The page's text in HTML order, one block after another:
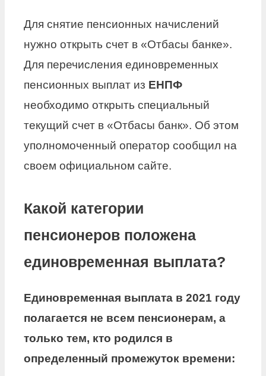
Для снятие пенсионных начислений
нужно открыть счет в «Отбасы банке».
Для перечисления единовременных
пенсионных выплат из ЕНПФ
необходимо открыть специальный
текущий счет в «Отбасы банк». Об этом
уполномоченный оператор сообщил на
своем официальном сайте.
Какой категории
пенсионеров положена
единовременная выплата?
Единовременная выплата в 2021 году
полагается не всем пенсионерам, а
только тем, кто родился в
определенный промежуток времени: